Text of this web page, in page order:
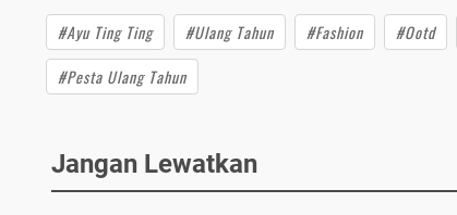
#Ayu Ting Ting #Ulang Tahun #Fashion #Ootd
#Pesta Ulang Tahun
Jangan Lewatkan